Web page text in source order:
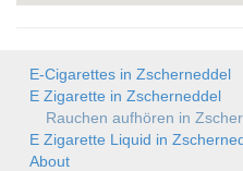
E-Cigarettes in Zscherneddel
E Zigarette in Zscherneddel
Rauchen aufhören in
E Zigarette Liquid in
About